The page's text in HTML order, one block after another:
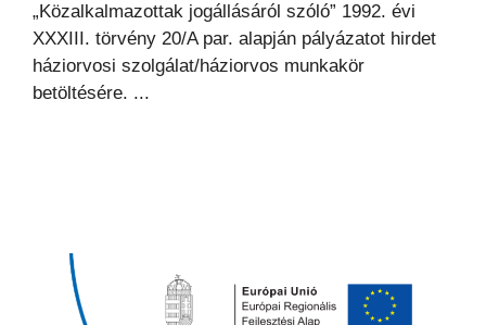
„Közalkalmazottak jogállásáról szóló” 1992. évi
XXXIII. törvény 20/A par. alapján pályázatot hirdet
háziorvosi szolgálat/háziorvos munkakör
betöltésére. ...